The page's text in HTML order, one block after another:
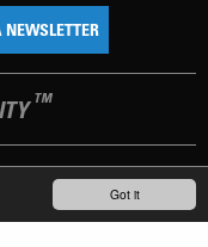
Got it
TM